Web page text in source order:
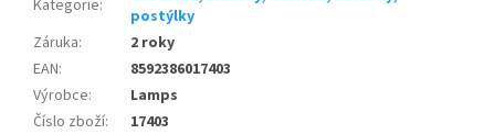
Kategorie:
postýlky
Záruka:
2 roky
EAN:
8592386017403
Výrobce:
Lamps
Číslo zboží:
17403